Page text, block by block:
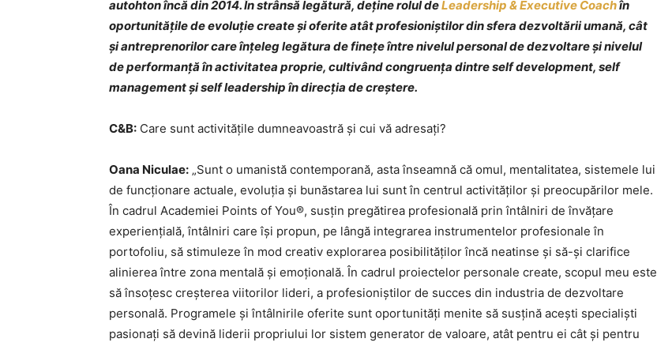
autohton încă din 2014. În strânsă legătură, deține rolul deLeadership & Executive Coachîn
oportunitățile de evoluție create și oferite atât profesioniștilor din sfera dezvoltării umană, cât
și antreprenorilor care înțeleg legătura de finețe între nivelul personal de dezvoltare și nivelul
de performanță în activitatea proprie, cultivând congruența dintre self development, self
management și self leadership în direcția de creștere.
C&B: Care sunt activitățile dumneavoastră și cui vă adresați?
Oana Niculae: „Sunt o umanistă contemporană, asta înseamnă că omul, mentalitatea, sistemele lui
de funcționare actuale, evoluția și bunăstarea lui sunt în centrul activităților și preocupărilor mele.
În cadrul Academiei Points of You®, susțin pregătirea profesională prin întâlniri de învățare
experiențială, întâlniri care își propun, pe lângă integrarea instrumentelor profesionale în
portofoliu, să stimuleze în mod creativ explorarea posibilităților încă neatinse și să-și clarifice
alinierea între zona mentală și emoțională. În cadrul proiectelor personale create, scopul meu este
să însoțesc creșterea viitorilor lideri, a profesioniștilor de succes din industria de dezvoltare
personală. Programele și întâlnirile oferite sunt oportunități menite să susțină acești specialiști
pasionați să devină liderii propriului lor sistem generator de valoare, atât pentru ei cât și pentru